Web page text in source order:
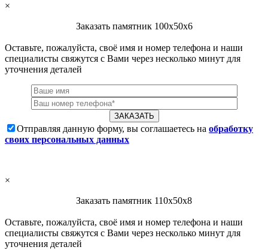
×
Заказать памятник 100х50х6
Оставьте, пожалуйста, своё имя и номер телефона и наши
специалисты свяжутся с Вами через несколько минут для
уточнения деталей
Отправляя данную форму, вы соглашаетесь на обработку
своих персональных данных
×
Заказать памятник 110х50х8
Оставьте, пожалуйста, своё имя и номер телефона и наши
специалисты свяжутся с Вами через несколько минут для
уточнения деталей